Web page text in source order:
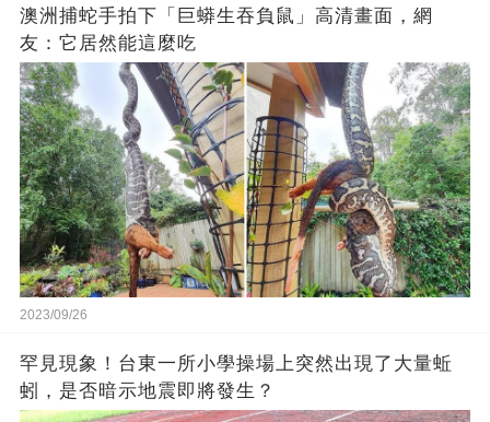
澳洲捕蛇手拍下「巨蟒生吞負鼠」高清畫面，網
友：它居然能這麼吃
2023/09/26
罕見現象！台東一所小學操場上突然出現了大量蚯
蚓，是否暗示地震即將發生？